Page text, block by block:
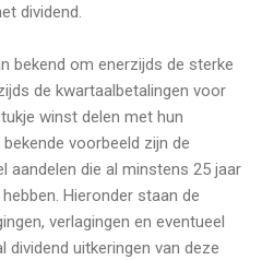
dividend.
bekend om enerzijds de sterke
de kwartaalbetalingen voor
winst delen met hun
voorbeeld zijn de
aandelen die al minstens 25 jaar
Hieronder staan de
verlagingen en eventueel
dividend uitkeringen van deze